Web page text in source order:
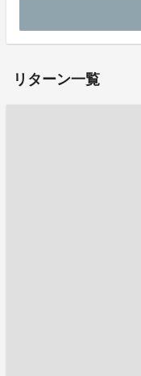
リターン一覧